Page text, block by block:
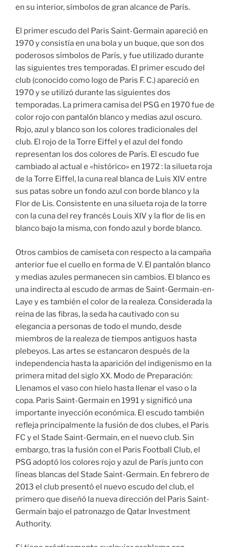
en su interior, símbolos de gran alcance de París.
El primer escudo del Paris Saint-Germain apareció en
1970 y consistía en una bola y un buque, que son dos
poderosos símbolos de París, y fue utilizado durante
las siguientes tres temporadas. El primer escudo del
club (conocido como logo de Paris F. C.) apareció en
1970 y se utilizó durante las siguientes dos
temporadas. La primera camisa del PSG en 1970 fue de
color rojo con pantalón blanco y medias azul oscuro.
Rojo, azul y blanco son los colores tradicionales del
club. El rojo de la Torre Eiffel y el azul del fondo
representan los dos colores de París. El escudo fue
cambiado al actual e «histórico» en 1972 : la silueta roja
de la Torre Eiffel, la cuna real blanca de Luis XIV entre
sus patas sobre un fondo azul con borde blanco y la
Flor de Lis. Consistente en una silueta roja de la torre
con la cuna del rey francés Louis XIV y la flor de lis en
blanco bajo la misma, con fondo azul y borde blanco.
Otros cambios de camiseta con respecto a la campaña
anterior fue el cuello en forma de V. El pantalón blanco
y medias azules permanecen sin cambios. El blanco es
una indirecta al escudo de armas de Saint-Germain-en-
Laye y es también el color de la realeza. Considerada la
reina de las fibras, la seda ha cautivado con su
elegancia a personas de todo el mundo, desde
miembros de la realeza de tiempos antiguos hasta
plebeyos. Las artes se estancaron después de la
independencia hasta la aparición del indigenismo en la
primera mitad del siglo XX. Modo de Preparación:
Llenamos el vaso con hielo hasta llenar el vaso o la
copa. Paris Saint-Germain en 1991 y significó una
importante inyección económica. El escudo también
refleja principalmente la fusión de dos clubes, el Paris
FC y el Stade Saint-Germain, en el nuevo club. Sin
embargo, tras la fusión con el Paris Football Club, el
PSG adoptó los colores rojo y azul de París junto con
líneas blancas del Stade Saint-Germain. En febrero de
2013 el club presentó el nuevo escudo del club, el
primero que diseñó la nueva dirección del Paris Saint-
Germain bajo el patronazgo de Qatar Investment
Authority.